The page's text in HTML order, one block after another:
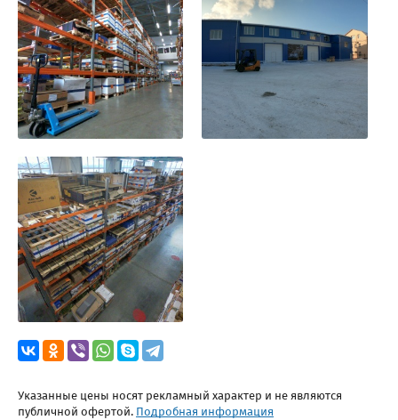
Указанные цены носят рекламный характер и не являются
публичной офертой. Подробная информация